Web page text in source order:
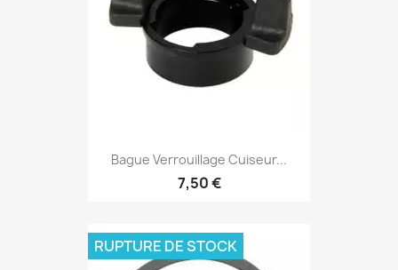
Bague Verrouillage Cuiseur...
7,50 €
RUPTURE DE STOCK